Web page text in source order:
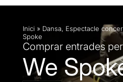
Inici » Dansa, Espectacle
Spoke
Comprar entrades
We